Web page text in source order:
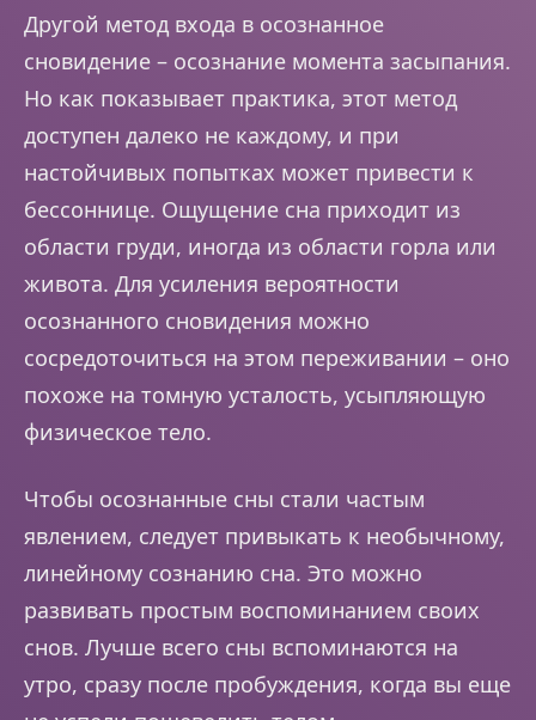
Другой метод входа в осознанное
сновидение – осознание момента засыпания.
Но как показывает практика, этот метод
доступен далеко не каждому, и при
настойчивых попытках может привести к
бессоннице. Ощущение сна приходит из
области груди, иногда из области горла или
живота. Для усиления вероятности
осознанного сновидения можно
сосредоточиться на этом переживании – оно
похоже на томную усталость, усыпляющую
физическое тело.
Чтобы осознанные сны стали частым
явлением, следует привыкать к необычному,
линейному сознанию сна. Это можно
развивать простым воспоминанием своих
снов. Лучше всего сны вспоминаются на
утро, сразу после пробуждения, когда вы еще